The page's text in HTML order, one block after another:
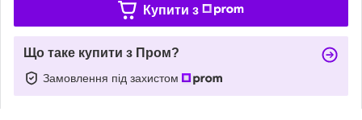
Купити з
Що таке купити з Пром?
Замовлення під захистом